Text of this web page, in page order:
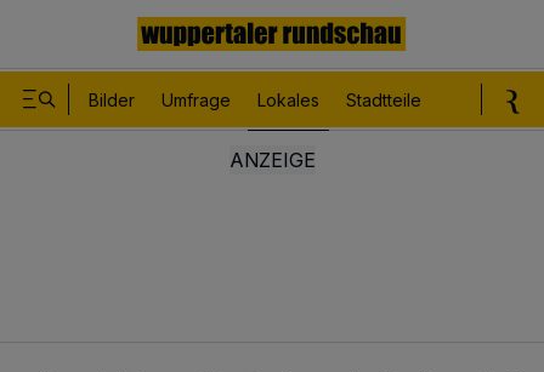
Bilder Umfrage Lokales Stadtteile